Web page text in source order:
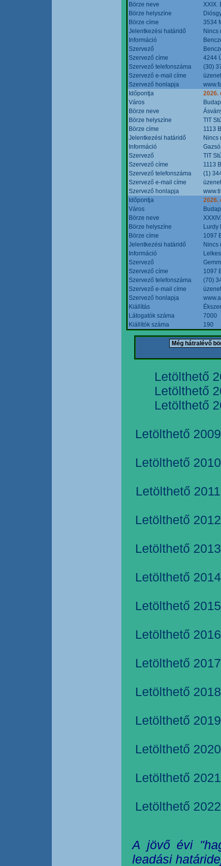
Börze neve
XXIX.
Börze helyszíne
Börze címe
3534
Jelentkezési határidő
Nincs
Információ
Szervező
Szervező címe
4244
Szervező telefonszáma
(30)
Szervező e-mail címe
Szervező honlapja
Időpontja
2026.
Város
Börze neve
Börze helyszíne
TIT
Börze címe
1113
Jelentkezési határidő
Nincs
Információ
Szervező
TIT
Szervező címe
1113
Szervező telefonszáma
(1)
Szervező e-mail címe
Szervező honlapja
Időpontja
2026.
Város
Börze neve
Börze helyszíne
Lurdy
Börze címe
1097
Jelentkezési határidő
Nincs
Információ
Szervező
Szervező címe
1097
Szervező telefonszáma
(70)
Szervező e-mail címe
Szervező honlapja
Kiállítás
Látogatók száma
7000
Kiállítók száma
190
Letölthető
Letölthető
Letölthető
Letölthető
Letölthető
Letölthető
Letölthető
Letölthető
Letölthető
Letölthető
Letölthető
Letölthető
Letölthető
Letölthető
Letölthető
Letölthető
Letölthető
A jövő évi
leadási